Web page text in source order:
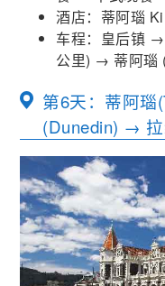
酒店：蒂阿瑙
车程：皇后镇
公里) → 蒂阿瑙
第6天：蒂阿
(Dunedin) →